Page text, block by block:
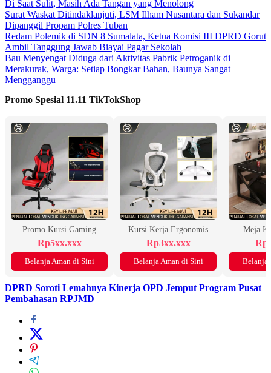
Di Saat Sulit, Masih Ada Tangan yang Menolong
Surat Waskat Ditindaklanjuti, LSM Ilham Nusantara dan Sukandar
Dipanggil Propam Polres Tuban
Redam Polemik di SDN 8 Sumalata, Ketua Komisi III DPRD Gorut
Ambil Tanggung Jawab Biayai Pagar Sekolah
Bau Menyengat Diduga dari Aktivitas Pabrik Petroganik di
Merakurak, Warga: Setiap Bongkar Bahan, Baunya Sangat
Mengganggu
Promo Spesial 11.11 TikTokShop
Promo Kursi Gaming
Rp5xx.xxx
Belanja Aman di Sini
Kursi Kerja Ergonomis
Rp3xx.xxx
Belanja Aman di Sini
Meja
Belanja
DPRD Soroti Lemahnya Kinerja OPD Jemput Program Pusat
Pembahasan RPJMD